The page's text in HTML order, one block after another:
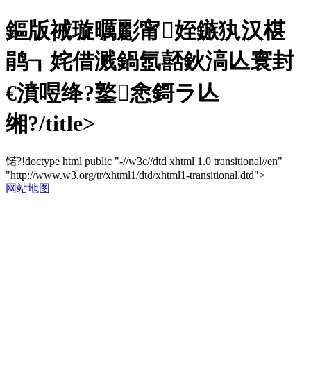
鏂版祴璇曞彲甯姪鏃犱汉椹
鹃┒姹借溅鍋氬嚭鈥滈亾寰封
€濆喅绛?鐜悆鎶ラ亾
缃?/title>
锘?!doctype html public "-//w3c//dtd xhtml 1.0 transitional//en"
"http://www.w3.org/tr/xhtml1/dtd/xhtml1-transitional.dtd">
网站地图